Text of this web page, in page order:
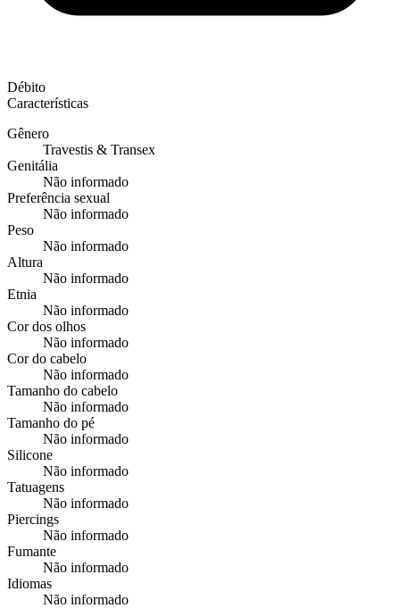
Débito
Características
Gênero
Travestis & Transex
Genitália
Não informado
Preferência sexual
Não informado
Peso
Não informado
Altura
Não informado
Etnia
Não informado
Cor dos olhos
Não informado
Cor do cabelo
Não informado
Tamanho do cabelo
Não informado
Tamanho do pé
Não informado
Silicone
Não informado
Tatuagens
Não informado
Piercings
Não informado
Fumante
Não informado
Idiomas
Não informado